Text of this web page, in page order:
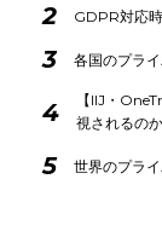
2 GDPR対応
3 各国のプラ
4
【IIJ・
視されるの
5 世界のプラ